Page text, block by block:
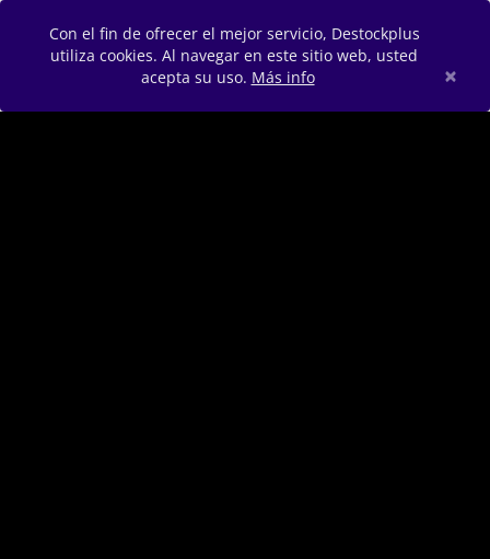
Con el fin de ofrecer el mejor servicio, Destockplus
utiliza cookies. Al navegar en este sitio web, usted
acepta su uso. Más info ×